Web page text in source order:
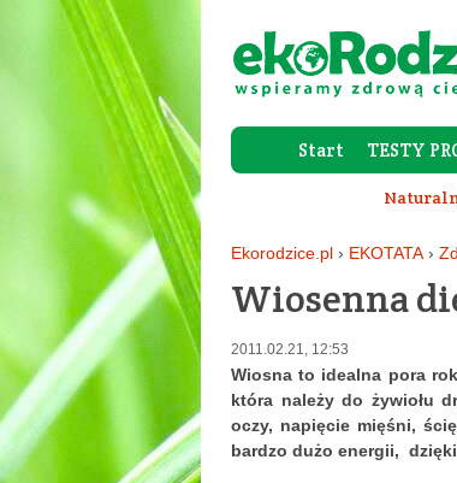
Start TESTY
Ekorodzice.pl › EKOTATA ›
Wiosenna
2011.02.21, 12:53
Wiosna to idealna pora
która należy do żywiołu
oczy, napięcie mięśni,
bardzo dużo energii,